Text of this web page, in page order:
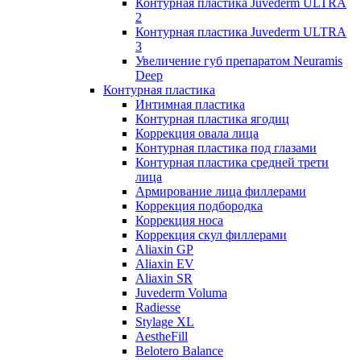
Контурная пластика Juvederm ULTRA
2
Контурная пластика Juvederm ULTRA
3
Увеличение губ препаратом Neuramis
Deep
Контурная пластика
Интимная пластика
Контурная пластика ягодиц
Коррекция овала лица
Контурная пластика под глазами
Контурная пластика средней трети
лица
Армирование лица филлерами
Коррекция подбородка
Коррекция носа
Коррекция скул филлерами
Aliaxin GP
Aliaxin EV
Aliaxin SR
Juvederm Voluma
Radiesse
Stylage XL
AestheFill
Belotero Balance